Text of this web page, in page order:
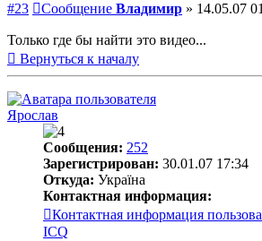
#23 Сообщение Владимир » 14.05.07
Только где бы найти это видео...
Вернуться к началу
Ярослав
Сообщения: 252
Зарегистрирован: 30.01.07 17:34
Откуда: Україна
Контактная информация:
Контактная информация
ICQ